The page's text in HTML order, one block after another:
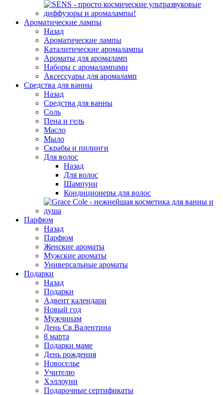
Ароматические лампы
Назад
Ароматические лампы
Каталитические аромалампы
Ароматы для аромаламп
Наборы с аромалампами
Аксессуары для аромаламп
Средства для ванны
Назад
Средства для ванны
Соль
Пена и гель
Масло
Мыло
Скрабы и пилинги
Для волос
Назад
Для волос
Шампуни
Кондиционеры для волос
Парфюм
Назад
Парфюм
Женские ароматы
Мужские ароматы
Универсальные ароматы
Подарки
Назад
Подарки
Адвент календари
Новый год
Мужчинам
День Св.Валентина
8 марта
Подарки маме
День рождения
Новоселье
Учителю
Хэллоуин
Подарочные сертификаты